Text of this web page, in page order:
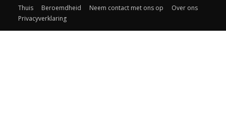
Thuis Beroemdheid Neem contact met ons op
Over ons
Privacyverklaring